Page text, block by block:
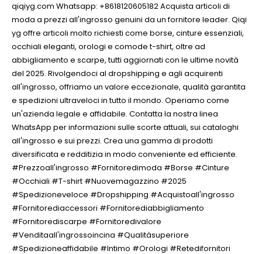
qiqiyg.com Whatsapp: +8618120605182 Acquista articoli di
moda a prezzi all'ingrosso genuini da un fornitore leader. Qiqi
yg offre articoli molto richiesti come borse, cinture essenziali,
occhiali eleganti, orologi e comode t-shirt, oltre ad
abbigliamento e scarpe, tutti aggiornati con le ultime novità
del 2025. Rivolgendoci al dropshipping e agli acquirenti
all'ingrosso, offriamo un valore eccezionale, qualità garantita
e spedizioni ultraveloci in tutto il mondo. Operiamo come
un'azienda legale e affidabile. Contatta la nostra linea
WhatsApp per informazioni sulle scorte attuali, sui cataloghi
all'ingrosso e sui prezzi. Crea una gamma di prodotti
diversificata e redditizia in modo conveniente ed efficiente.
#Prezzoall'ingrosso #Fornitoredimoda #Borse #Cinture
#Occhiali #T-shirt #Nuovemagazzino #2025
#Spedizioneveloce #Dropshipping #Acquistoall'ingrosso
#Fornitorediaccessori #Fornitorediabbigliamento
#Fornitorediscarpe #Fornitoredivalore
#Venditaall'ingrossoincina #Qualitàsuperiore
#Spedizioneaffidabile #Intimo #Orologi #Retedifornitori